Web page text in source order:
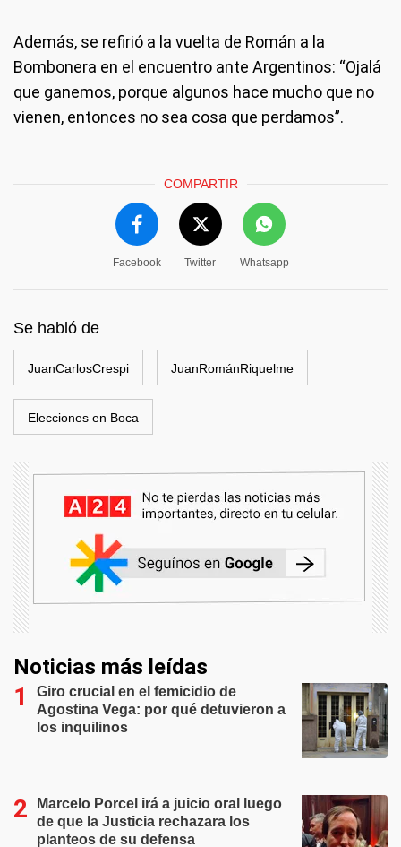
Además, se refirió a la vuelta de Román a la
Bombonera en el encuentro ante Argentinos: “Ojalá
que ganemos, porque algunos hace mucho que no
vienen, entonces no sea cosa que perdamos”.
COMPARTIR
Facebook Twitter Whatsapp
Se habló de
JuanCarlosCrespi JuanRománRiquelme
Elecciones en Boca
Noticias más leídas
Giro crucial en el femicidio de
Agostina Vega: por qué detuvieron a
los inquilinos
Marcelo Porcel irá a juicio oral luego
de que la Justicia rechazara los
planteos de su defensa